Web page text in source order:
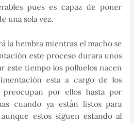
pues es capaz de poner
una sola vez.
la hembra mientras el macho se
este proceso durara unos
este tiempo los polluelos nacen
esta a cargo de los
preocupan por ellos hasta por
cuando ya están listos para
estos siguen estando al